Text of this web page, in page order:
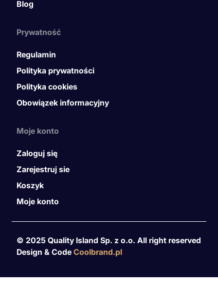
Blog
Prywatność
Regulamin
Polityka prywatności
Polityka cookies
Obowiązek informacyjny
Moje konto
Zaloguj się
Zarejestruj sie
Koszyk
Moje konto
© 2025 Quality Island Sp. z o.o. All right reserved
Design & Code Coolbrand.pl